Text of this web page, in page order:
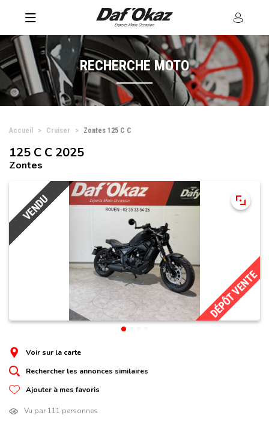
RECHERCHE MOTO
Accueil Cruiser Zontes 125 C C
VENDU
DÉPÔT VENTE
125 C C 2025
Zontes
Voir sur la carte
Rechercher les annonces similaires
Ajouter à mes favoris
Vu par 111 personnes